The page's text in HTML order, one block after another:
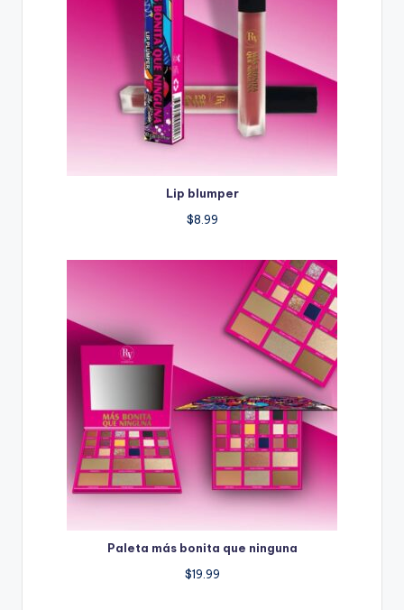
Lip blumper
$8.99
Paleta más bonita que ninguna
$19.99